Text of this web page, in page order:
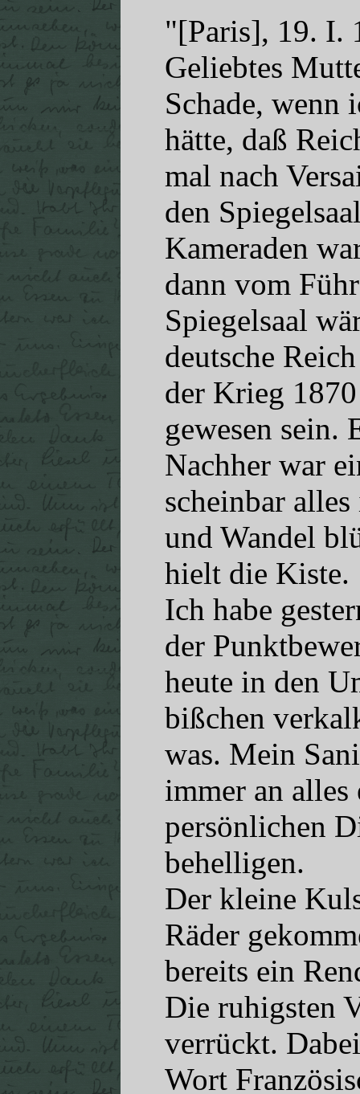
"[Paris], 19. I.
Geliebtes
Schade, wenn
hätte, daß
mal nach
den
Kameraden
dann vom
Spiegelsaal
deutsche
der Krieg
gewesen sein.
Nachher war
scheinbar
und Wandel
hielt die Kiste.
Ich habe
der
heute in den
bißchen
was. Mein
immer an
persönlichen
behelligen.
Der kleine
Räder
bereits ein
Die ruhigsten
verrückt.
Wort